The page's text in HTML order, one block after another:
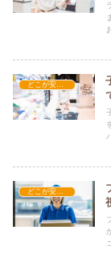
どこが安い？-食品・食材
どこが安い？-食品・食材